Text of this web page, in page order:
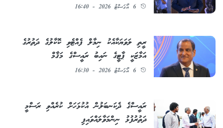
6 އޯގަސްޓު 2026 - 16:40
ރީތި ލަވަޔަކާއެކު ނިމާލް ފެއްޓެވި ކޮކާލުގެ ދަތުރުގެ
އަމާޒަކީ ޕާޓީގެ ނައިބު ރައީސްގެ މަޤާމް
6 އޯގަސްޓު 2026 - 16:30
ރައީސްގެ ދެކަނބަލުން އުކުޅަހަށް ކުރެއްވި ރަސްމީ
ދަތުރުފުޅު ނިންމަވާލައްވައިފި